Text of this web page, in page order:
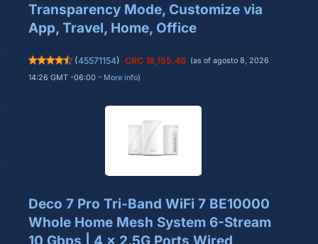
Transparency Mode, Customize via
App, Travel, Home, Office
(45571154) CRC 18,155.46 (as of agosto 8, 2026
14:26 GMT -06:00 - More info)
Deco 7 Pro Tri-Band WiFi 7 BE10000
Whole Home Mesh System 6-Stream
10 Gbps | 4 x 2.5G Ports Wired